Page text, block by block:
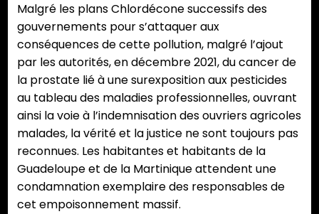
Malgré les plans Chlordécone successifs des
gouvernements pour s’attaquer aux
conséquences de cette pollution, malgré l’ajout
par les autorités, en décembre 2021, du cancer de
la prostate lié à une surexposition aux pesticides
au tableau des maladies professionnelles, ouvrant
ainsi la voie à l’indemnisation des ouvriers agricoles
malades, la vérité et la justice ne sont toujours pas
reconnues. Les habitantes et habitants de la
Guadeloupe et de la Martinique attendent une
condamnation exemplaire des responsables de
cet empoisonnement massif.